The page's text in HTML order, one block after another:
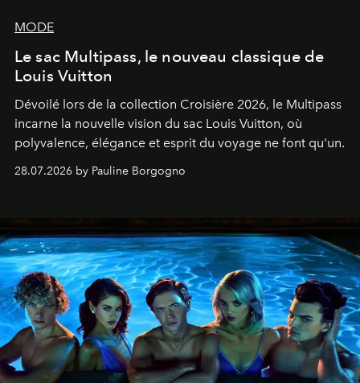
MODE
Le sac Multipass, le nouveau classique de
Louis Vuitton
Dévoilé lors de la collection Croisière 2026, le Multipass
incarne la nouvelle vision du sac Louis Vuitton, où
polyvalence, élégance et esprit du voyage ne font qu'un.
28.07.2026 by Pauline Borgogno